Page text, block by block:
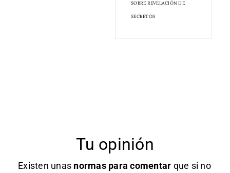
SOBRE REVELACIÓN DE
SECRETOS
Tu opinión
Existen unas normas para comentar que si no